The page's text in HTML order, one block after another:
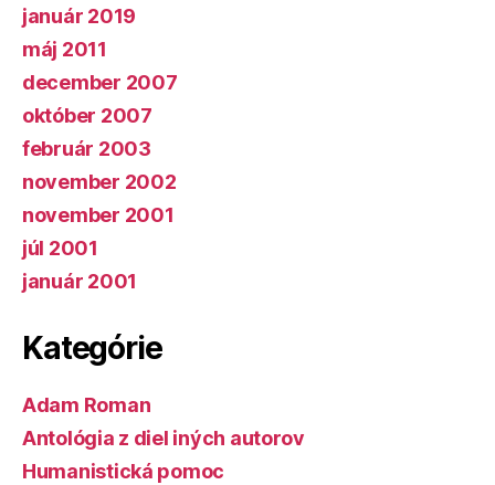
január 2019
máj 2011
december 2007
október 2007
február 2003
november 2002
november 2001
júl 2001
január 2001
Kategórie
Adam Roman
Antológia z diel iných autorov
Humanistická pomoc